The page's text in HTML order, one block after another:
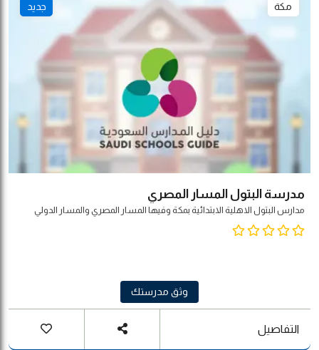
مكة جديد
مدرسة البتول المسار المصري
مدارس البتول الاهلية الابتدائية بمكة وفيها المسار المصري والمسار الدولي
وثق مدرستك
التفاصيل